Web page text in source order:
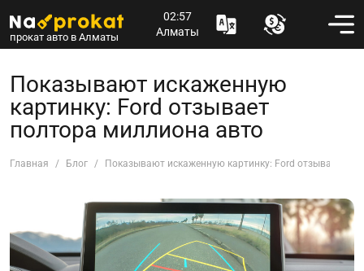
прокат авто в Алматы
02:57
Алматы
Показывают искаженную
картинку: Ford отзывает
полтора миллиона авто
Главная Блог Показывают искаженную картинку: Ford отзывает